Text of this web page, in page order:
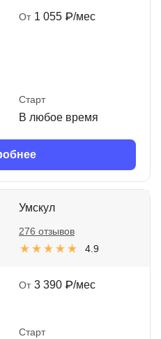
От 1 055 ₽/мес
Старт
В любое время
Умскул
4.9
276 отзывов
От 3 390 ₽/мес
Старт